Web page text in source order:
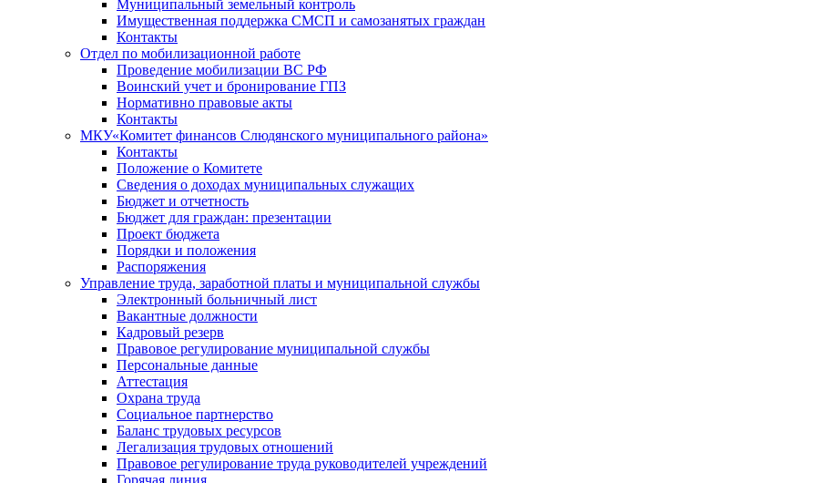
Муниципальный земельный контроль
Имущественная поддержка СМСП и самозанятых граждан
Контакты
Отдел по мобилизационной работе
Проведение мобилизации ВС РФ
Воинский учет и бронирование ГПЗ
Нормативно правовые акты
Контакты
МКУ«Комитет финансов Слюдянского муниципального района»
Контакты
Положение о Комитете
Сведения о доходах муниципальных служащих
Бюджет и отчетность
Бюджет для граждан: презентации
Проект бюджета
Порядки и положения
Распоряжения
Управление труда, заработной платы и муниципальной службы
Электронный больничный лист
Вакантные должности
Кадровый резерв
Правовое регулирование муниципальной службы
Персональные данные
Аттестация
Охрана труда
Социальное партнерство
Баланс трудовых ресурсов
Легализация трудовых отношений
Правовое регулирование труда руководителей учреждений
Горячая линия